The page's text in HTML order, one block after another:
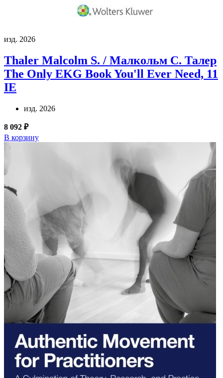
изд. 2026
Thaler Malcolm S. / Малкольм С. Талер
The Only EKG Book You'll Ever Need, 11
IE
изд. 2026
8 092 ₽
В корзину